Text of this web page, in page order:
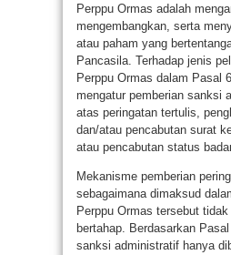
Perppu Ormas adalah
mengembangkan, serta
atau paham yang
Pancasila. Terhadap jenis
Perppu Ormas dalam Pasal
mengatur pemberian sanksi
atas peringatan tertulis,
dan/atau pencabutan surat
atau pencabutan status
Mekanisme pemberian
sebagaimana dimaksud
Perppu Ormas tersebut
bertahap. Berdasarkan
sanksi administratif hanya